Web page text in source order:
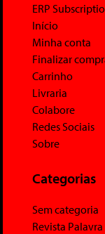
ERP
Início
Minha conta
Finalizar
Carrinho
Livraria
Colabore
Redes Sociais
Sobre
Categorias
Sem categoria
Revista